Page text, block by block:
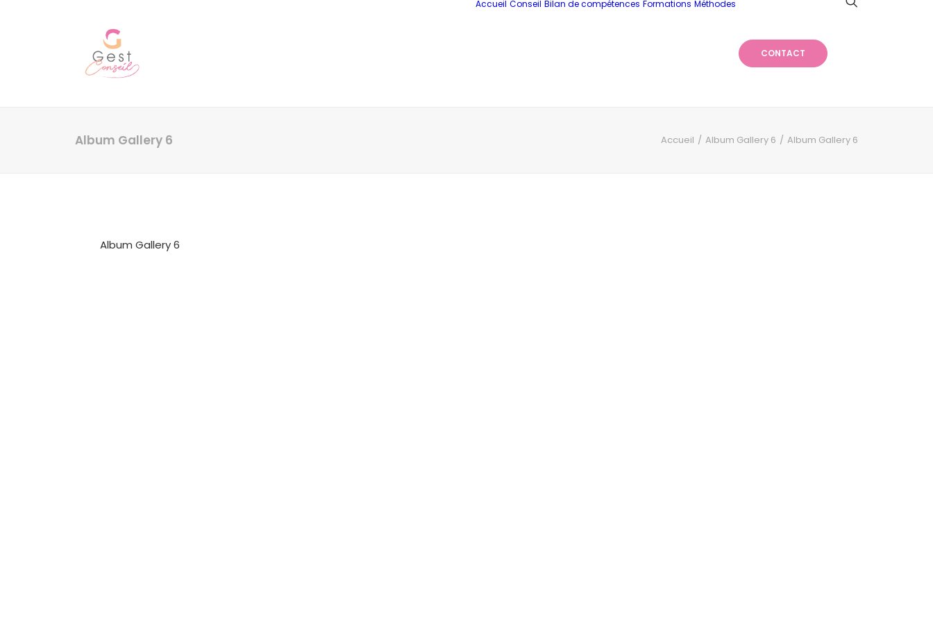
Accueil Conseil Bilan de compétences Formations Méthodes
CONTACT
Album Gallery 6 Accueil Album Gallery 6 Album Gallery 6
Album Gallery 6